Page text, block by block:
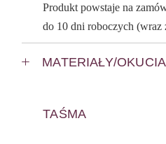
Produkt powstaje na
do 10 dni roboczych (wraz
MATERIAŁY/OKUCIA
TAŚMA